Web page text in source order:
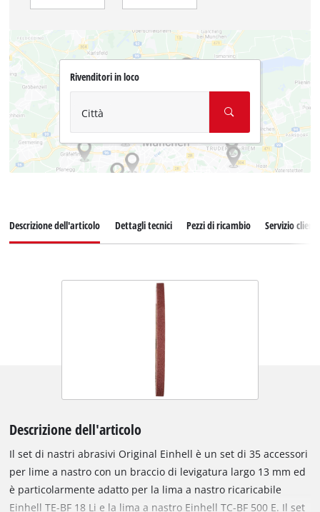
Rivenditori in loco
Città
Descrizione dell'articolo Dettagli tecnici Pezzi di ricambio Servizio clienti
Descrizione dell'articolo
Il set di nastri abrasivi Original Einhell è un set di 35 accessori
per lime a nastro con un braccio di levigatura largo 13 mm ed
è particolarmente adatto per la lima a nastro ricaricabile
Einhell TE-BF 18 Li e la lima a nastro Einhell TC-BF 500 E. Il set